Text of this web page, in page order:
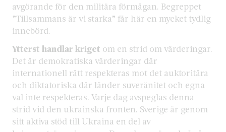
avgörande för den militära förmågan. Begreppet
”Tillsammans är vi starka” får här en mycket tydlig
innebörd.
Ytterst handlar kriget om en strid om värderingar.
Det är demokratiska värderingar där
internationell rätt respekteras mot det auktoritära
och diktatoriska där länder suveränitet och egna
val inte respekteras. Varje dag avspeglas denna
strid vid den ukrainska fronten. Sverige är genom
sitt aktiva stöd till Ukraina en del av